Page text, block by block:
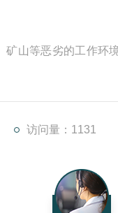
矿山等恶劣的工作环
访问量：1131